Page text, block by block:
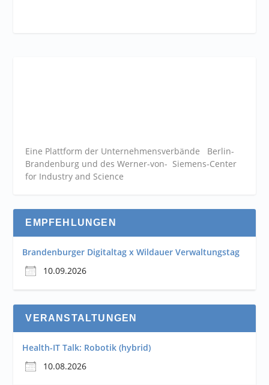
Eine Plattform der Unternehmensverbände Berlin-
Brandenburg und des Werner-von- Siemens-Center
for Industry and Science
EMPFEHLUNGEN
Brandenburger Digitaltag x Wildauer Verwaltungstag
10.09.2026
VERANSTALTUNGEN
Health-IT Talk: Robotik (hybrid)
10.08.2026